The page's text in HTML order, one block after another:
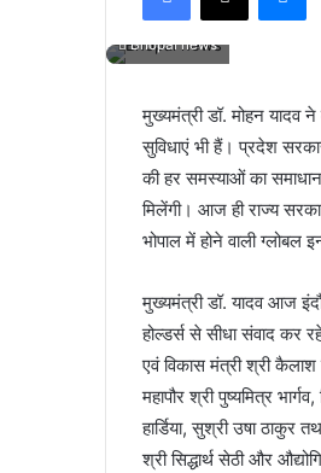
Bhopal news
मुख्यमंत्री डॉ. मोहन यादव
सुविधाएं भी हैं। प्रदेश
की हर समस्याओं का
मिलेंगी। आज ही राज्य
भोपाल में होने वाली ग्लोबल
मुख्यमंत्री डॉ. यादव आज
होल्डर्स से सीधा संवाद कर
एवं विकास मंत्री श्री
महापौर श्री पुष्यमित्र
हार्डिया, सुश्री उषा ठाकुर
श्री सिद्धार्थ सेठी और